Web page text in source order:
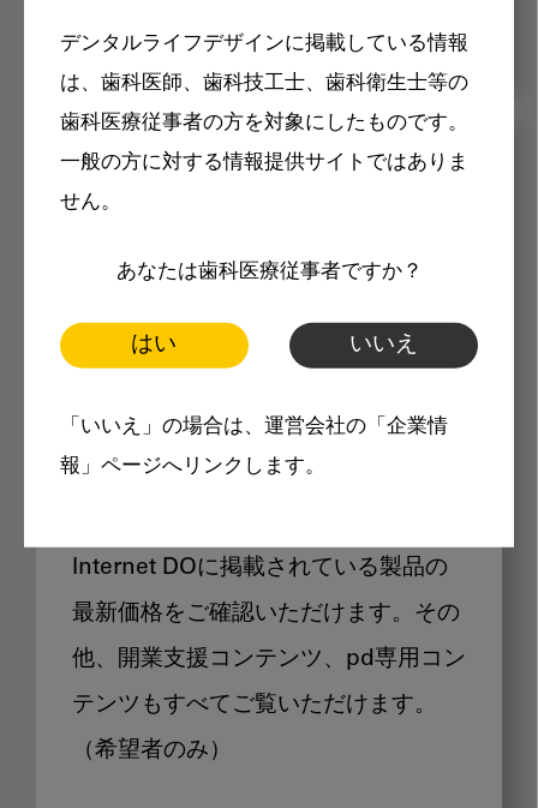
デンタルライフデザインに掲載している情報
は、歯科医師、歯科技工士、歯科衛生士等の
歯科医療従事者の方を対象にしたものです。
一般の方に対する情報提供サイトではありま
せん。
あなたは歯科医療従事者ですか？
はい いいえ
「いいえ」の場合は、運営会社の「企業情
報」ページへリンクします。
メリット
製品価格も閲覧可能
Internet DOに掲載されている製品の
最新価格をご確認いただけます。その
他、開業支援コンテンツ、pd専用コン
テンツもすべてご覧いただけます。
（希望者のみ）